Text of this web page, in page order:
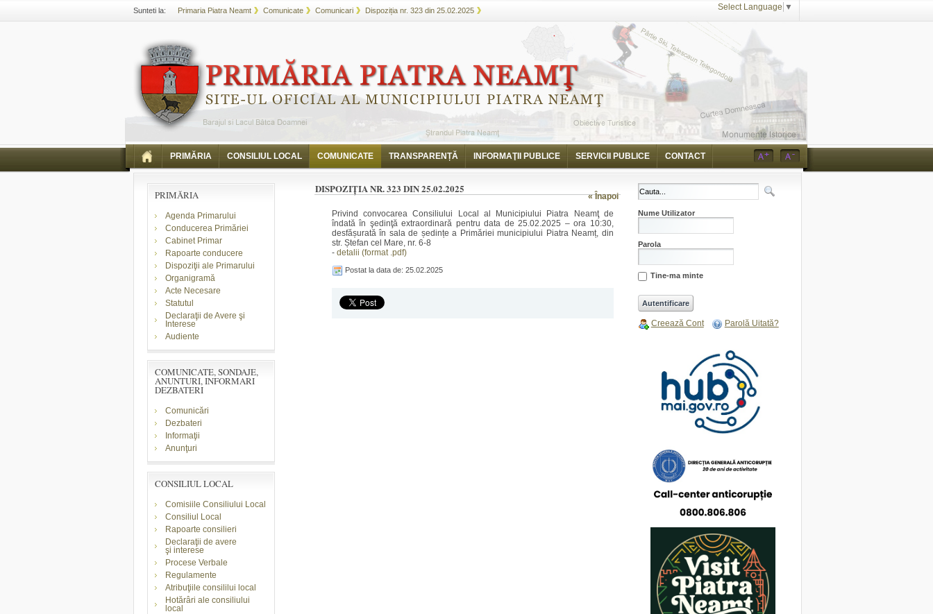
Sunteti la: Primaria Piatra Neamt Comunicate Comunicari Dispoziția nr. 323 din 25.02.2025 Select Language ▼
PRIMĂRIA CONSILIUL LOCAL COMUNICATE TRANSPARENȚĂ INFORMAŢII PUBLICE SERVICII PUBLICE CONTACT
PRIMĂRIA
Agenda Primarului
Conducerea Primăriei
Cabinet Primar
Rapoarte conducere
Dispoziţii ale Primarului
Organigramă
Acte Necesare
Statutul
Declaraţii de Avere şi
Interese
Audiente
COMUNICATE, SONDAJE,
ANUNTURI, INFORMARI
DEZBATERI
Comunicări
Dezbateri
Informaţii
Anunţuri
CONSILIUL LOCAL
Comisiile Consiliului Local
Consiliul Local
Rapoarte consilieri
Declaraţii de avere
şi interese
Procese Verbale
Regulamente
Atribuţiile consililui local
Hotărâri ale consiliului
local
« Înapoi
DISPOZIȚIA NR. 323 DIN 25.02.2025
Privind convocarea Consiliului Local al Municipiului Piatra Neamţ de
îndată în şedinţă extraordinară pentru data de 25.02.2025 – ora 10:30,
desfășurată în sala de ședințe a Primăriei municipiului Piatra Neamț, din
str. Ștefan cel Mare, nr. 6-8
- detalii (format .pdf)
Postat la data de: 25.02.2025
Nume Utilizator
Parola
Tine-ma minte
Creează Cont Parolă Uitată?